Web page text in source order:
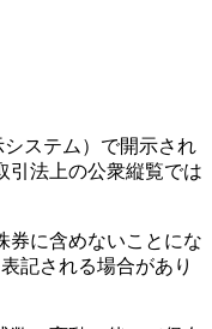
ステム）で開示され
引法上の公衆縦覧では
券に含めないことにな
記される場合があり